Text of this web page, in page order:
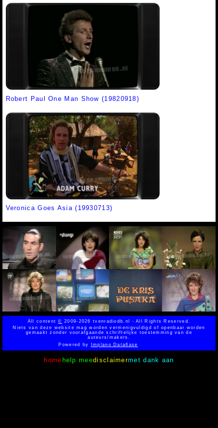
Robert Paul One Man Show (19820918)
Veronica Goes Asia (19930713)
All content© 2009-2026 tvenradiodb.nl - All Rights Reserved.
Niets van deze website mag worden vermenigvuldigd of openbaar worden
gemaakt zonder voorafgaande schriftelijke toestemming van de
auteurs/makers.
Powered byImplano Data6ase
home help meedisclaimermet dank aan